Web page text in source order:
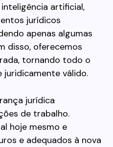
artificial,
jurídicos
apenas algumas
disso, oferecemos
tornando todo o
juridicamente válido.
jurídica
de trabalho.
hoje mesmo e
e adequados à nova